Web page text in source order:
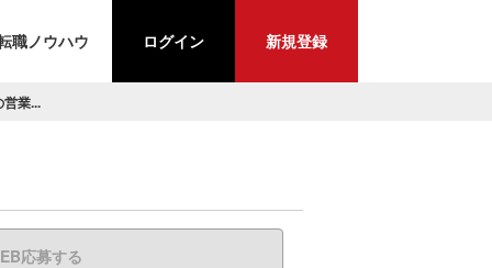
職ノウハウ ログイン 新規登録
業...
応募する